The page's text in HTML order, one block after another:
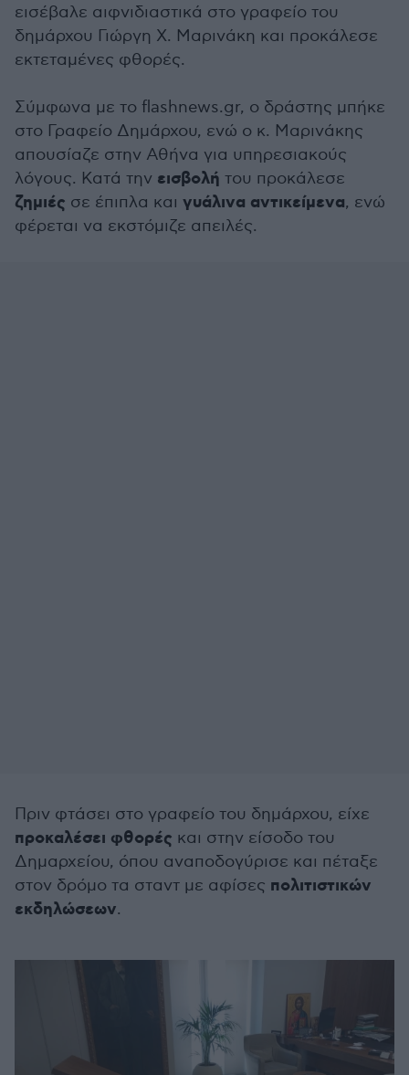
εισέβαλε αιφνιδιαστικά στο γραφείο του
δημάρχου Γιώργη Χ. Μαρινάκη και προκάλεσε
εκτεταμένες φθορές.
Σύμφωνα με το flashnews.gr, ο δράστης μπήκε
στο Γραφείο Δημάρχου, ενώ ο κ. Μαρινάκης
απουσίαζε στην Αθήνα για υπηρεσιακούς
λόγους. Κατά την εισβολή του προκάλεσε
ζημιές σε έπιπλα και γυάλινα αντικείμενα, ενώ
φέρεται να εκστόμιζε απειλές.
Πριν φτάσει στο γραφείο του δημάρχου, είχε
προκαλέσει φθορές και στην είσοδο του
Δημαρχείου, όπου αναποδογύρισε και πέταξε
στον δρόμο τα σταντ με αφίσες πολιτιστικών
εκδηλώσεων.